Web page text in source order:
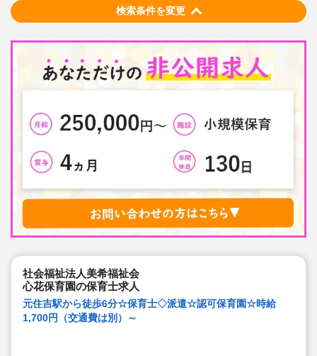
検索条件を変更
社会福祉法人美希福祉会
心花保育園の保育士求人
元住吉駅から徒歩6分☆保育士◇派遣☆認可保育園☆時給
1,700円（交通費は別）～